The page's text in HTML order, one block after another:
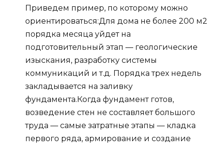
Приведем пример, по которому можно
ориентироваться:Для дома не более 200 м2
порядка месяца уйдет на
подготовительный этап — геологические
изыскания, разработку системы
коммуникаций и т.д. Порядка трех недель
закладывается на заливку
фундамента.Когда фундамент готов,
возведение стен не составляет большого
труда — самые затратные этапы — кладка
первого ряда, армирование и создание